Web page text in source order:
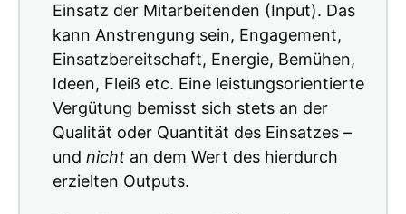
Einsatz der Mitarbeitenden (Input). Das
kann Anstrengung sein, Engagement,
Einsatzbereitschaft, Energie, Bemühen,
Ideen, Fleiß etc. Eine leistungsorientierte
Vergütung bemisst sich stets an der
Qualität oder Quantität des Einsatzes –
und nicht an dem Wert des hierdurch
erzielten Outputs.